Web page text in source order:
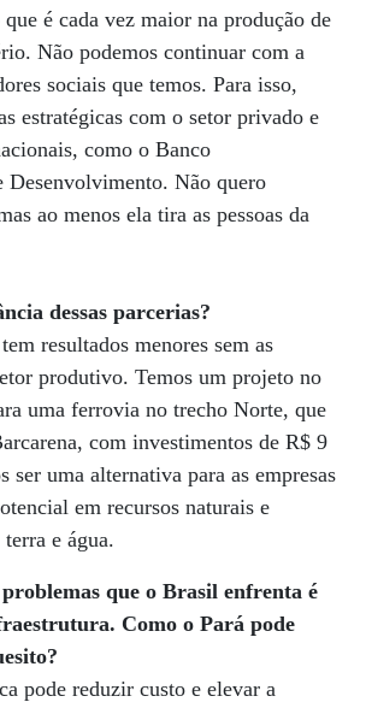
que é cada vez maior na produção de
Não podemos continuar com a
sociais que temos. Para isso,
estratégicas com o setor privado e
como o Banco
Desenvolvimento. Não quero
ao menos ela tira as pessoas da
dessas parcerias?
resultados menores sem as
produtivo. Temos um projeto no
uma ferrovia no trecho Norte, que
com investimentos de R$ 9
ser uma alternativa para as empresas
em recursos naturais e
e água.
que o Brasil enfrenta é
Como o Pará pode
pode reduzir custo e elevar a